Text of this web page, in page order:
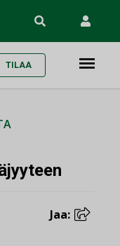
TILAA
Jaa: